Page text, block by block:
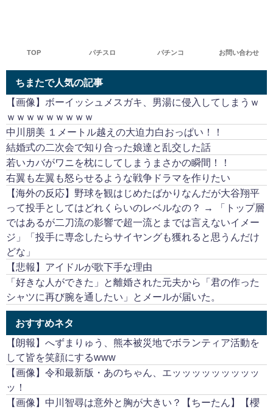
TOP パチスロ パチンコ お問い合わせ
ちまたで人気の記事
【画像】ボーイッシュメスガキ、男湯に侵入してしまうｗ
ｗｗｗｗｗｗｗｗｗ
中川朋美 １メートル越えの大迫力白おっぱい！！
結婚式の二次会で知り合った娘達と乱交した話
若いカバがワニを枕にしてしまうまさかの瞬間！！
右翼も左翼も怒らせるような戦争ドラマを作りたい
【海外の反応】野球を観はじめたばかりなんだが大谷翔平
って投手としてはどれくらいのレベルなの？ → 「トップ層
ではあるが二刀流の影響で超一流とまでは言えないイメー
ジ」「投手に専念したらサイヤングも獲れると思うんだけ
どな」
【悲報】アイドルが歌下手な理由
「好きな人ができた」と離婚された元夫から「君の作った
シャツに再び腕を通したい」とメールが届いた。
おすすめネタ
【朗報】へずまりゅう、熊本被災地でボランティア活動を
して皆を笑顔にするwww
【画像】令和最新版・あのちゃん、エッッッッッッッッッ
ッ！
【画像】中川智尋は意外と胸が大きい？【ちーたん】【櫻